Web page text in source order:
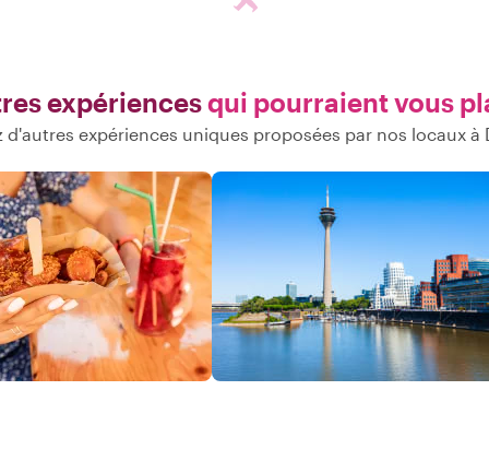
expériencesqui pourraient vous
d'autres expériences uniques proposées par nos locaux à